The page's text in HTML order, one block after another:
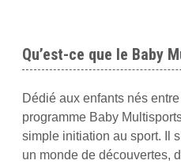
Qu’est-ce que le Baby
Dédié aux enfants nés
programme Baby
simple initiation au sport. Il
un monde de découvertes,